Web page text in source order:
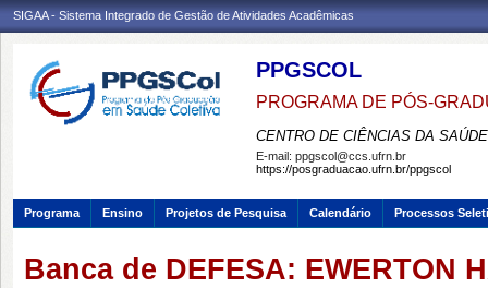
SIGAA - Sistema Integrado de Gestão de Atividades Acadêmicas
PPGSCOL
PROGRAMA DE PÓS-
CENTRO DE CIÊNCIAS DA SAÚDE
E-mail: ppgscol@ccs.ufrn.br
https://posgraduacao.ufrn.br/ppgscol
Programa Ensino Projetos de Pesquisa Calendário Processos
Banca de DEFESA: EWERTON